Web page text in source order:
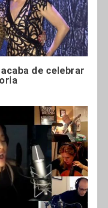
de celebrar